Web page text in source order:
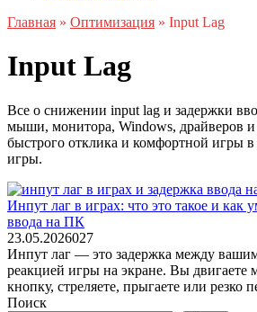
Главная » Оптимизация » Input Lag
Input Lag
Все о снижении input lag и задержки
мыши, монитора, Windows, драйверов и
быстрого отклика и комфортной игры
игры.
Инпут лаг в играх: что это такое и как
ввода на ПК
23.05.2026027
Инпут лаг — это задержка между
реакцией игры на экране. Вы
кнопку, стреляете, прыгаете или резко
Поиск